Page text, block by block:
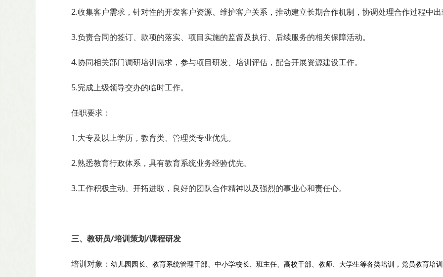
2.收集客户需求，针对性的开发客户资源、维护客户关系，推动建立长期合作机制，协调处理合作过程中
3.负责合同的签订、款项的落实、项目实施的监督及执行、后续服务的相关保障活动。
4.协同相关部门调研培训需求，参与项目研发、培训评估，配合开展资源建设工作。
5.完成上级领导交办的临时工作。
任职要求：
1.大专及以上学历，教育类、管理类专业优先。
2.熟悉教育行政体系，具有教育系统业务经验优先。
3.工作积极主动、开拓进取，良好的团队合作精神以及强烈的事业心和责任心。
三、教研员/培训策划/课程研发
培训对象： 幼儿园园长、教育系统管理干部、中小学校长、班主任、高校干部、教师、大学生等各类培训，党员教育培